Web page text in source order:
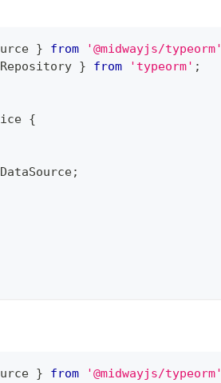
} from '@midwayjs/typeorm'
Repository } from 'typeorm' ;
{
DataSource;
} from '@midwayjs/typeorm'